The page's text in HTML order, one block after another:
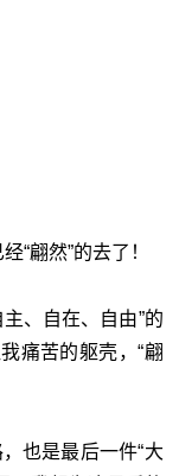
“翩然”的去了！
、自在、自由”的
痛苦的躯壳，“翩
也是最后一件“大